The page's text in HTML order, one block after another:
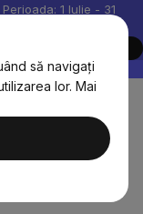
să navigați
lor. Mai
1 Iulie - 31
noastre sunt
Coş
de